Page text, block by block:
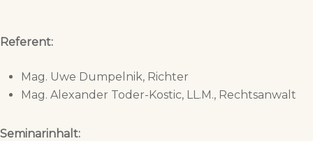
Referent:
Mag. Uwe Dumpelnik, Richter
Mag. Alexander Toder-Kostic, LL.M., Rechtsanwalt
Seminarinhalt: